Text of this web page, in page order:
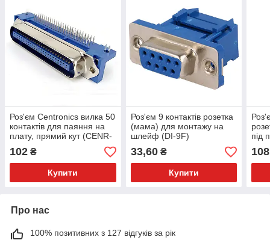
Роз'єм Centronics вилка 50
контактів для паяння на
плату, прямий кут (CENR-
50M)
102 ₴
Купити
Роз'єм 9 контактів розетка
(мама) для монтажу на
шлейф (DI-9F)
33,60₴
Купити
під
108
Про нас
100% позитивних з 127 відгуків за рік